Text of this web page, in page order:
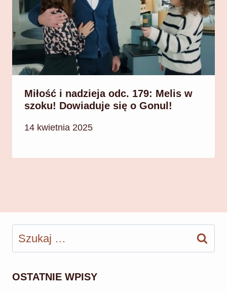
Miłość i nadzieja odc. 179: Melis w
szoku! Dowiaduje się o Gonul!
14 kwietnia 2025
Szukaj:
OSTATNIE WPISY